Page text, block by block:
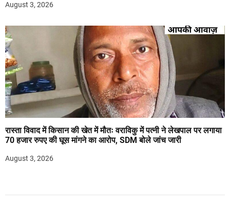
August 3, 2026
रास्ता विवाद में किसान की खेत में मौतः वराविकु में पत्नी ने लेखपाल पर लगाया
70 हजार रुपए की घूस मांगने का आरोप, SDM बोले जांच जारी
August 3, 2026